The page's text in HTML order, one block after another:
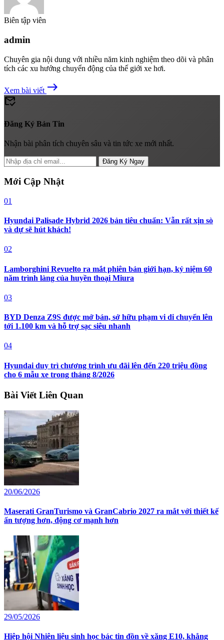
Biên tập viên
admin
Chuyên gia nội dung với nhiều năm kinh nghiệm theo dõi và phân
tích các xu hướng chuyển động của thế giới xe hơi.
Xem bài viết east
mark_email_read
Đăng Ký Bản Tin
Nhận bài phân tích chuyên sâu và tin tức xe mới nhất.
Đăng Ký Ngay
Mới Cập Nhật
01
Hyundai Palisade Hybrid 2026 bản tiêu chuẩn: Vẫn rất xịn sò
và dự sẽ hút khách!
02
Lamborghini Revuelto ra mắt phiên bản giới hạn, kỷ niệm 60
năm trình làng của huyền thoại Miura
03
BYD Denza Z9S được mở bán, sở hữu phạm vi di chuyển lên
tới 1.100 km và hỗ trợ sạc siêu nhanh
04
Hyundai duy trì chương trình ưu đãi lên đến 220 triệu đồng
cho 6 mẫu xe trong tháng 8/2026
Bài Viết Liên Quan
20/06/2026
Maserati GranTurismo và GranCabrio 2027 ra mắt với thiết kế
ấn tượng hơn, động cơ mạnh hơn
29/05/2026
Hiệp hội Nhiên liệu sinh học bác tin đồn về xăng E10, khẳng